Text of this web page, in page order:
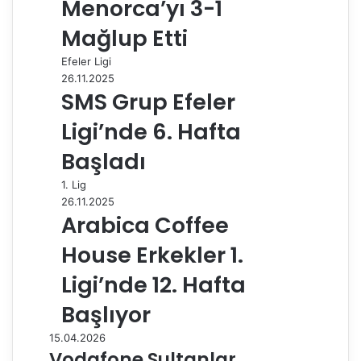
Menorca’yı 3-1
Mağlup Etti
Efeler Ligi
26.11.2025
SMS Grup Efeler
Ligi’nde 6. Hafta
Başladı
1. Lig
26.11.2025
Arabica Coffee
House Erkekler 1.
Ligi’nde 12. Hafta
Başlıyor
15.04.2026